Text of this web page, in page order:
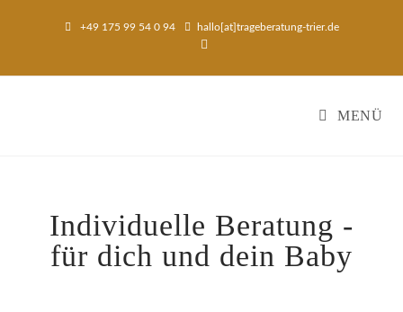
+49 175 99 54 0 94 hallo[at]trageberatung-trier.de
MENÜ
Individuelle Beratung -
für dich und dein Baby